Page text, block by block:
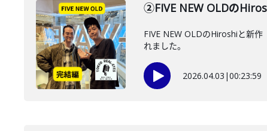
②FIVE NEW OLDの
FIVE NEW OLDのHiroshiと新
れました。
2026.04.03 |00:23:59